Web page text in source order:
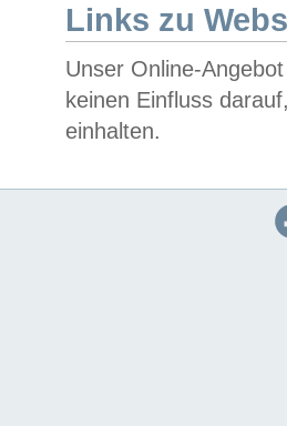
Links zu
Unser Online-
keinen Einfluss
einhalten.